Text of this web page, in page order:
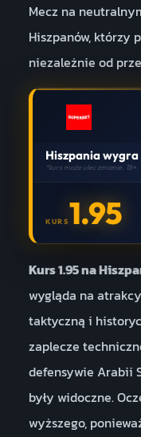
Mecz na
Hiszpanów, którzy
niezależnie od
Hiszpania
*kurs może ulec zmianie. 18+.
KURS1.95
Kurs 1.95 na
wygląda na
taktyczną i
zaplecze
defensywie Arabii
były widoczne.
wyższego,